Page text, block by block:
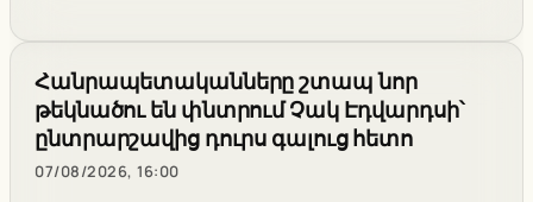
Հանրապետականները շտապ նոր
թեկնածու են փնտրում Չակ Էդվարդսի՝
ընտրարշավից դուրս գալուց հետո
07/08/2026, 16:00